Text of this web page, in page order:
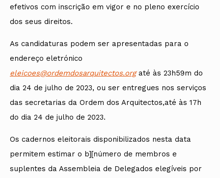
efetivos com inscrição em vigor e no pleno exercício
dos seus direitos.
As candidaturas podem ser apresentadas para o
endereço eletrónico
eleicoes@ordemdosarquitectos.orgaté às 23h59m do
dia 24 de julho de 2023, ou ser entregues nos serviços
das secretarias da Ordem dos Arquitectos,até às 17h
do dia 24 de julho de 2023.
Os cadernos eleitorais disponibilizados nesta data
permitem estimar o b][número de membros e
suplentes da Assembleia de Delegados elegíveis por